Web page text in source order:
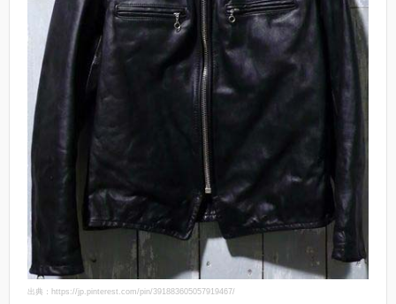
出典：https://jp.pinterest.com/pin/391883605057919467/